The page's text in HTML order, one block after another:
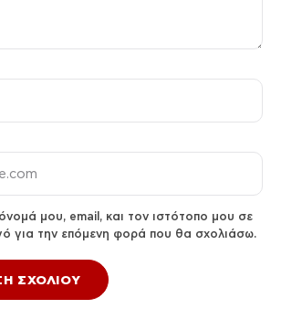
μου, email, και τον ιστότοπο μου σε
για την επόμενη φορά που θα σχολιάσω.